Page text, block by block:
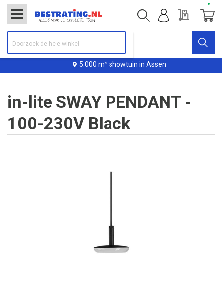
5.000 m² showtuin in Assen
Offerte
in-lite SWAY PENDANT -
100-230V Black